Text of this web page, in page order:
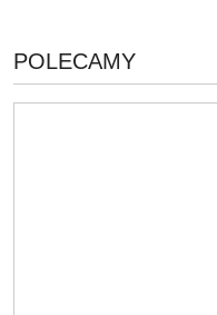
Pomiń karuzelę
PRODUKTY
O
POLECAMY